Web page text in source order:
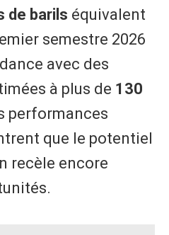
de barils équivalent
semestre 2026
avec des
à plus de 130
performances
que le potentiel
recèle encore